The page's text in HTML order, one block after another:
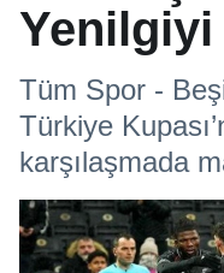
Tüm Spor -
Türkiye
karşılaşmada